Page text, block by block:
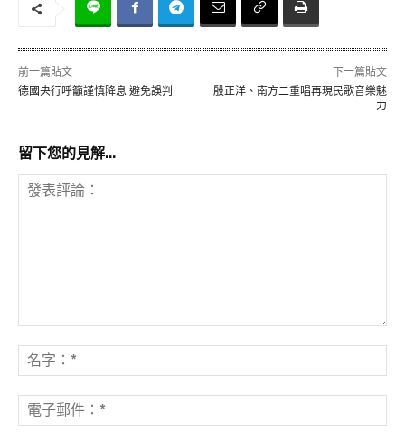
前一篇貼文
德國央行呼籲謹慎降息 避免誤判
下一篇貼文
殷正洋、南方二重唱再現民歌音樂魅
力
留下您的見解...
表
評
論：
字
*
子